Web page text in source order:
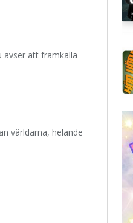
avser att framkalla
världarna, helande